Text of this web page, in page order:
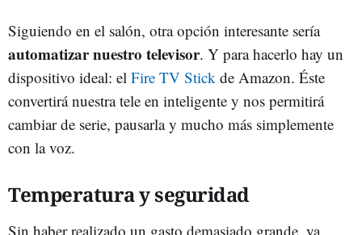
Siguiendo en el salón, otra opción interesante sería
automatizar nuestro televisor. Y para hacerlo hay un
dispositivo ideal: el Fire TV Stick de Amazon. Éste
convertirá nuestra tele en inteligente y nos permitirá
cambiar de serie, pausarla y mucho más simplemente
con la voz.
Temperatura y seguridad
Sin haber realizado un gasto demasiado grande, ya